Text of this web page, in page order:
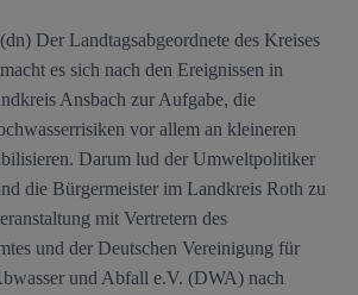
(dn) Der Landtagsabgeordnete des Kreises
es sich nach den Ereignissen in
Ansbach zur Aufgabe, die
vor allem an kleineren
Darum lud der Umweltpolitiker
die Bürgermeister im Landkreis Roth zu
mit Vertretern des
und der Deutschen Vereinigung für
und Abfall e.V. (DWA) nach